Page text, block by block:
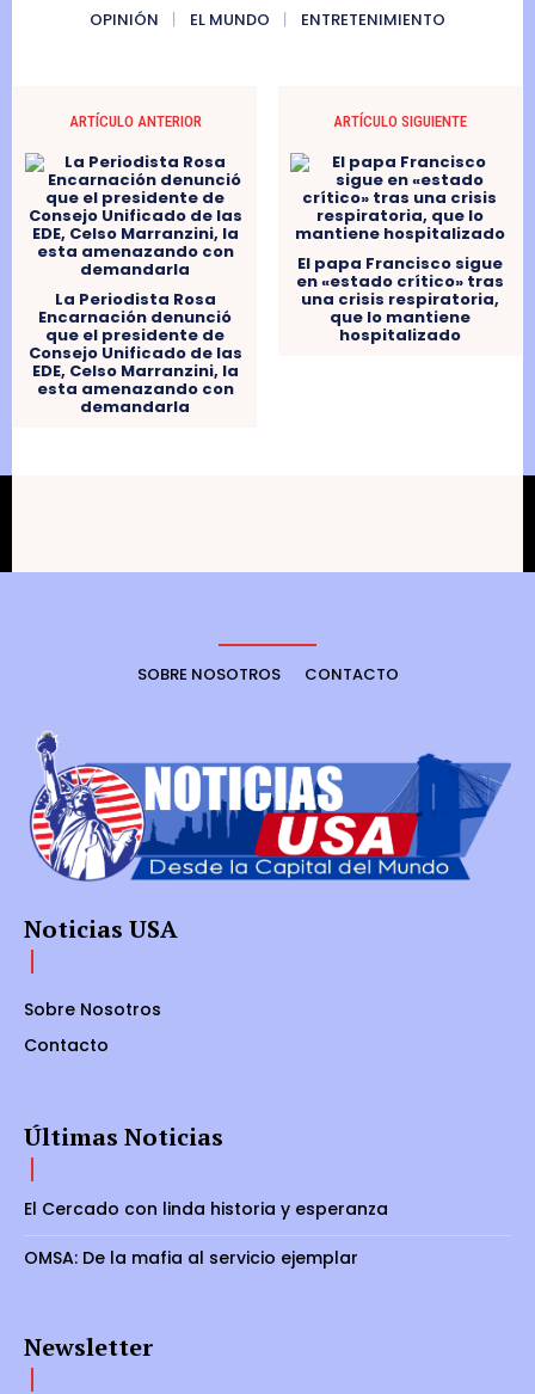
OPINIÓN
EL MUNDO ENTRETENIMIENTO
ARTÍCULO ANTERIOR
La Periodista Rosa
Encarnación denunció
que el presidente de
Consejo Unificado de las
EDE, Celso Marranzini, la
esta amenazando con
demandarla
ARTÍCULO SIGUIENTE
El papa Francisco sigue
en «estado crítico» tras
una crisis respiratoria,
que lo mantiene
hospitalizado
SOBRE NOSOTROS CONTACTO
Noticias USA
Sobre Nosotros
Contacto
Últimas Noticias
El Cercado con linda historia y esperanza
OMSA: De la mafia al servicio ejemplar
Newsletter